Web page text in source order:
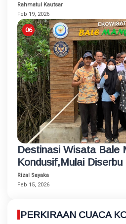
Rahmatul Kautsar
Feb 19, 2026
Destinasi Wisata Bale
Kondusif,Mulai Diserbu
Rizal Sayaka
Feb 15, 2026
PERKIRAAN CUACA